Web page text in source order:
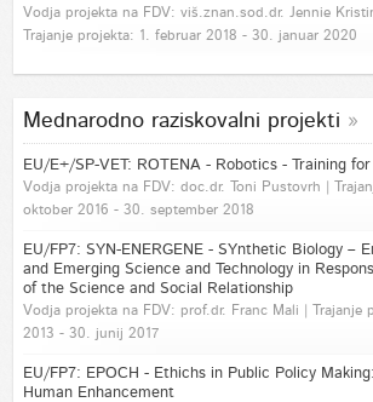
Vodja projekta na FDV: viš.znan.sod.dr. Jennie
Trajanje projekta: 1. februar 2018 - 30. januar 2020
Mednarodno raziskovalni projekti
EU/E+/SP-VET: ROTENA - Robotics - Training
Vodja projekta na FDV: doc.dr. Toni Pustovrh |
oktober 2016 - 30. september 2018
EU/FP7: SYN-ENERGENE - SYnthetic Biology –
and Emerging Science and Technology in
of the Science and Social Relationship
Vodja projekta na FDV: prof.dr. Franc Mali | Trajanje
2013 - 30. junij 2017
EU/FP7: EPOCH - Ethichs in Public Policy
Human Enhancement